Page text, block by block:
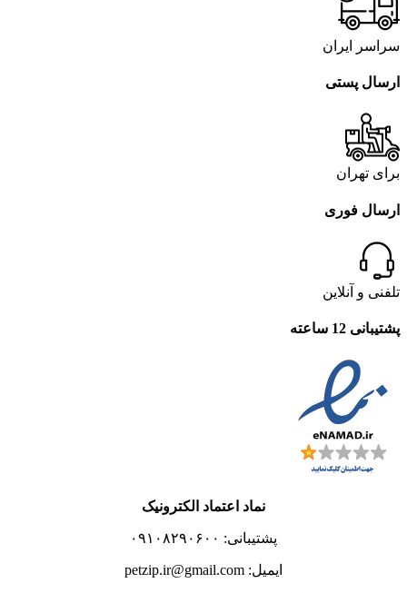
سراسر ایران
ارسال پستی
برای تهران
ارسال فوری
تلفنی و آنلاین
پشتیبانی 12 ساعته
نماد اعتماد الکترونیک
پشتیبانی: ۰۹۱۰۸۲۹۰۶۰۰
ایمیل: petzip.ir@gmail.com